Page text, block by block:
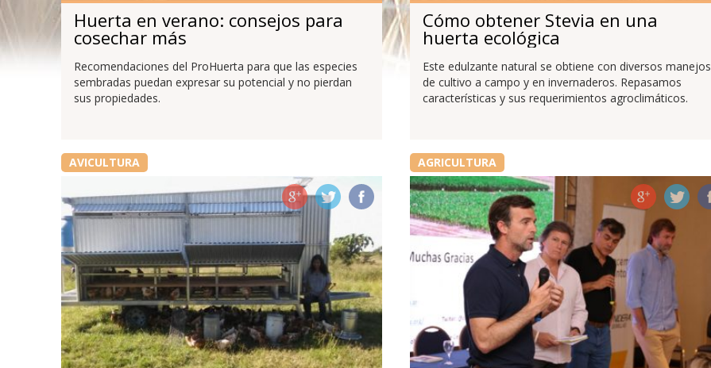
Huerta en verano: consejos para
cosechar más
Recomendaciones del ProHuerta para que las especies
sembradas puedan expresar su potencial y no pierdan
sus propiedades.
Cómo obtener Stevia en una
huerta ecológica
Este edulzante natural se obtiene con diversos manejos
de cultivo a campo y en invernaderos. Repasamos
características y sus requerimientos agroclimáticos.
AVICULTURA AGRICULTURA